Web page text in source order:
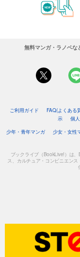
無料マンガ・ラノベな
ご利用ガイド FAQ(よくある
示
個
少年・青年マンガ
少女・女性
ブックライブ（BookLive!）は
ス、カルチュア・コンビニエン